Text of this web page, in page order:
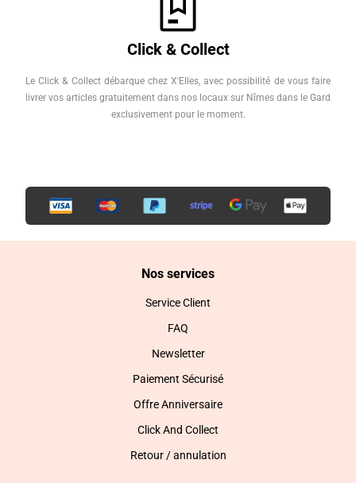
Click & Collect
Le Click & Collect débarque chez X'Elles, avec possibilité de vous faire
livrer vos articles gratuitement dans nos locaux sur Nîmes dans le Gard
exclusivement pour le moment.
Nos services
Service Client
FAQ
Newsletter
Paiement Sécurisé
Offre Anniversaire
Click And Collect
Retour / annulation